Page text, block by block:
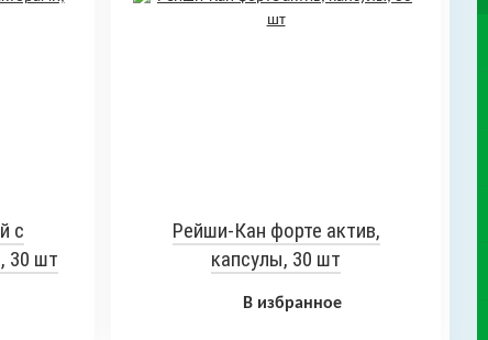
с
30 шт
Рейши-Кан форте актив,
капсулы, 30 шт
В избранное